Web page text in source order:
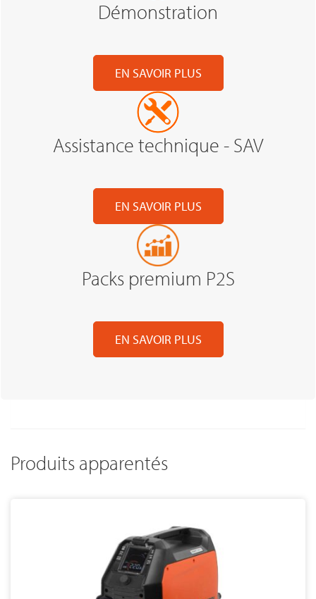
Démonstration
EN SAVOIR PLUS
Assistance technique - SAV
EN SAVOIR PLUS
Packs premium P2S
EN SAVOIR PLUS
Produits apparentés